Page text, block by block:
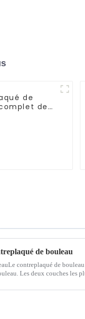
de
de
de bouleau
contreplaqué de
Les deux couches les